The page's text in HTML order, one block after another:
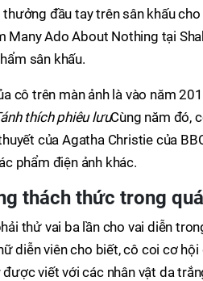
đầu tay trên sân khấu
Many Ado About Nothing tại
sân khấu.
cô trên màn ảnh là vào năm
thích phiêu lưuCùng năm đó,
của Agatha Christie của
phẩm điện ảnh khác.
thách thức trong
thử vai ba lần cho vai diễn
diễn viên cho biết, cô coi cơ
viết với các nhân vật da